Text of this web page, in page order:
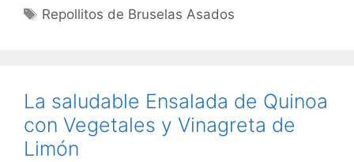
Etiquetas
Repollitos de Bruselas Asados
La saludable Ensalada de Quinoa
con Vegetales y Vinagreta de
Limón